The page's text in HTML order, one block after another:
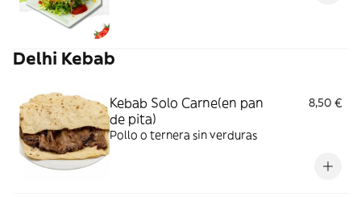
Delhi Kebab
Kebab Solo Carne(en pan
de pita)
8,50 €
Pollo o ternera sin verduras